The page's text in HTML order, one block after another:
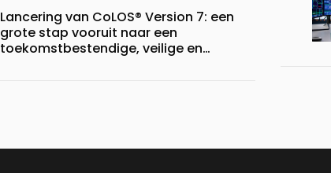
Lancering van CoLOS® Version 7: een
grote stap vooruit naar een
toekomstbestendige, veilige en